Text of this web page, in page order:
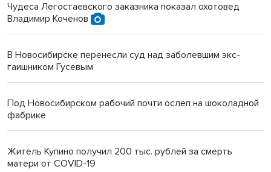
Чудеса Легостаевского заказника показал охотовед
Владимир Коченов
В Новосибирске перенесли суд над заболевшим экс-
гаишником Гусевым
Под Новосибирском рабочий почти ослеп на шоколадной
фабрике
Житель Купино получил 200 тыс. рублей за смерть
матери от COVID-19